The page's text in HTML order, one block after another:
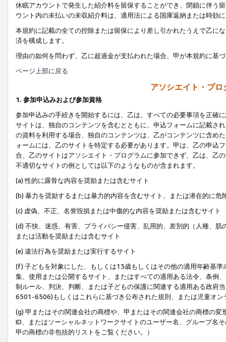
休眠アカウントで発生した紹介料を留保することができ、閉鎖に伴う
ウント内の未払いの未収紹介料は、適用法による国庫返納または時効
本規約に記載の全ての控除または留保により差し引かれたうえで乙に
済を構成します。
理由の如何を問わず、乙に超過金が支払われた場合、甲が本規約に基
ページ上部に戻る
アソシエイト・プ
1. 参加申込みおよび参加資格
参加申込みの手続きを開始するには、乙は、すべての必要事項を正確
サイトは、独自のコンテンツを含むとともに、申込フォームに記載さ
の資料を利用する場合、独自のコンテンツは、乙がコンテンツに含め
ォームには、乙のサイトを特定する必要があります。甲は、乙の申込
合、乙のサイトはアソシエイト・プログラムに参加できず、乙は、乙
不適切なサイトの例としては以下のようなものが含まれます。
(a) 性的に露骨な内容を奨励または含むサイト
(b) 暴力を奨励するまたは暴力的内容を含むサイト、または潜在的に
(c) 虚偽、不正、名誉毀損または中傷的な内容を奨励または含むサイト
(d) 不快、迷惑、有害、プライバシー侵害、乱用的、差別的（人種、
または活動を奨励または含むサイト
(e) 違法行為を奨励または実行するサイト
(f) 子どもを対象にした、もしくは13歳もしくはその他の適用年齢基
集、使用または公開するサイト、またはすべての適用ある法令、条例
制ルール、判決、判断、または子どもの保護に関連する適用ある政府
6501-6506)もしくはこれらに基づき公布された規則、または児童オン
(g) 甲またはその関連会社の商標や、甲またはその関連会社の商標の
ID、またはソーシャルネットワークサイトのユーザー名、グループ名
甲の商標の非包括的リストをご覧ください。）